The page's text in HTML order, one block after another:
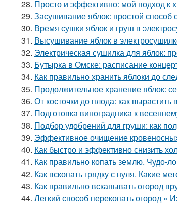
28. Просто и эффективно: мой подход к
29. Засушивание яблок: простой способ
30. Время сушки яблок и груш в
31. Высушивание яблок в
32. Электрическая сушилка для яблок:
33. Бутырка в Омске: расписание
34. Как правильно хранить яблоки до
35. Продолжительное хранение яблок:
36. От косточки до плода: как
37. Подготовка виноградника к
38. Подбор удобрений для груши: как
39. Эффективное очищение
40. Как быстро и эффективно снизить
41. Как правильно копать землю. Чудо-
42. Как вскопать грядку с нуля. Какие
43. Как правильно вскапывать огород
44. Легкий способ перекопать огород »